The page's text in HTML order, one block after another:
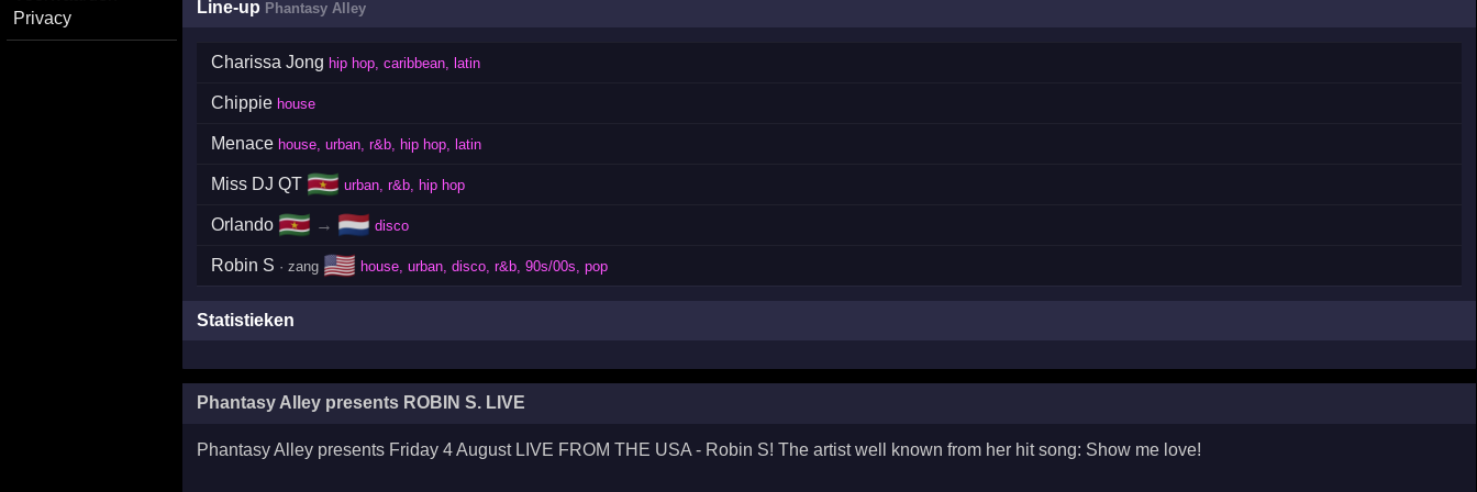
Privacy
Line-up Phantasy Alley
Charissa Jong hip hop, caribbean, latin
Chippie house
Menace house, urban, r&b, hip hop, latin
Miss DJ QT 🇸🇷 urban, r&b, hip hop
Orlando 🇸🇷 → 🇳🇱 disco
Robin S · zang 🇺🇸 house, urban, disco, r&b, 90s/00s, pop
Statistieken
Phantasy Alley presents ROBIN S. LIVE
Phantasy Alley presents Friday 4 August LIVE FROM THE USA - Robin S! The artist well known from her hit song: Show me love!